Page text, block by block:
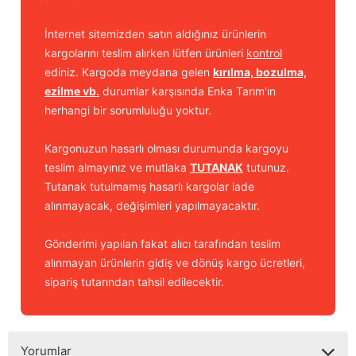
İnternet sitemizden satın aldığınız ürünlerin
kargolarını teslim alırken lütfen ürünleri kontrol
ediniz. Kargoda meydana gelen kırılma, bozulma,
ezilme vb. durumlar karşısında Enka Tarım'ın
herhangi bir sorumluluğu yoktur.
Kargonuzun hasarlı olması durumunda kargoyu
teslim almayınız ve mutlaka TUTANAK tutunuz.
Tutanak tutulmamış hasarlı kargolar iade
alınmayacak, değişimleri yapılmayacaktır.
Gönderimi yapılan fakat alıcı tarafından teslim
alınmayan ürünlerin gidiş ve dönüş kargo ücretleri,
sipariş tutarından tahsil edilecektir.
Yorumlar